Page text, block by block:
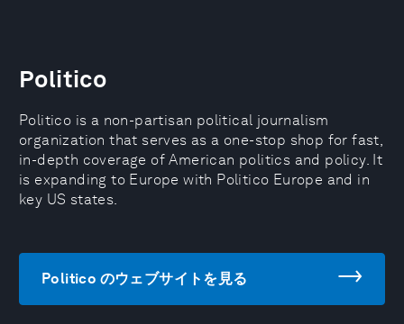
Politico
Politico is a non-partisan political journalism
organization that serves as a one-stop shop for fast,
in-depth coverage of American politics and policy. It
is expanding to Europe with Politico Europe and in
key US states.
Politico のウェブサイトを見る